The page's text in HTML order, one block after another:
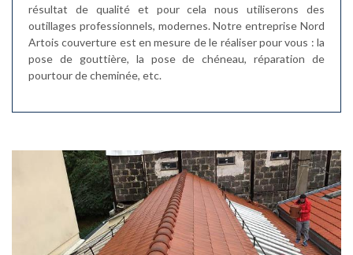
résultat de qualité et pour cela nous utiliserons des
outillages professionnels, modernes. Notre entreprise Nord
Artois couverture est en mesure de le réaliser pour vous : la
pose de gouttière, la pose de chéneau, réparation de
pourtour de cheminée, etc.